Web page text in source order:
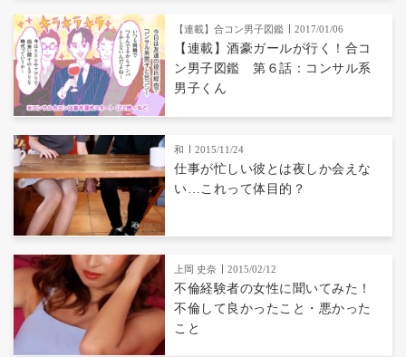
【連載】合コン男子図鑑 2017/01/06
【連載】酒豪ガールが行く！合コ
ン男子図鑑 第６話：コンサル系
男子くん
和 2015/11/24
仕事が忙しい彼とは夜しか会えな
い…これって体目的？
上岡 史奈 2015/02/12
不倫経験者の女性に聞いてみた！
不倫して良かったこと・悪かった
こと